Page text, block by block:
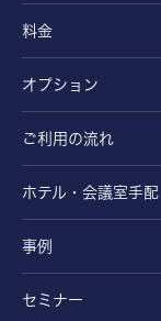
料金
オプション
ご利用の流れ
ホテル・会議室手配
事例
セミナー